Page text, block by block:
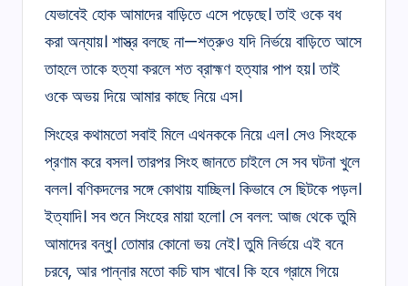
যেভাবেই হোক আমাদের বাড়িতে এসে পড়েছে। তাই ওকে বধ
করা অন্যায়। শাস্ত্র বলছে না—শত্রুও যদি নির্ভয়ে বাড়িতে আসে
তাহলে তাকে হত্যা করলে শত ব্রাহ্মণ হত্যার পাপ হয়। তাই
ওকে অভয় দিয়ে আমার কাছে নিয়ে এস।
সিংহের কথামতো সবাই মিলে এথনককে নিয়ে এল। সেও সিংহকে
প্রণাম করে বসল। তারপর সিংহ জানতে চাইলে সে সব ঘটনা খুলে
বলল। বণিকদলের সঙ্গে কোথায় যাচ্ছিল। কিভাবে সে ছিটকে পড়ল।
ইত্যাদি। সব শুনে সিংহের মায়া হলো। সে বলল: আজ থেকে তুমি
আমাদের বন্ধু। তোমার কোনো ভয় নেই। তুমি নির্ভয়ে এই বনে
চরবে, আর পান্নার মতো কচি ঘাস খাবে। কি হবে গ্রামে গিয়ে